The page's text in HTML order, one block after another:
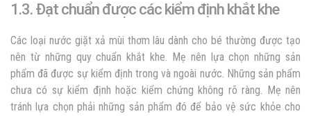
1.3. Đạt chuẩn được các kiểm định khắt khe
Các loại nước giặt xả mùi thơm lâu dành cho bé thường được tạo
nên từ những quy chuẩn khắt khe. Mẹ nên lựa chọn những sản
phẩm đã được sự kiểm định trong và ngoài nước. Những sản phẩm
chưa có sự kiểm định hoặc kiểm chứng không rõ ràng. Mẹ nên
tránh lựa chọn phải những sản phẩm đó để bảo vệ sức khỏe cho